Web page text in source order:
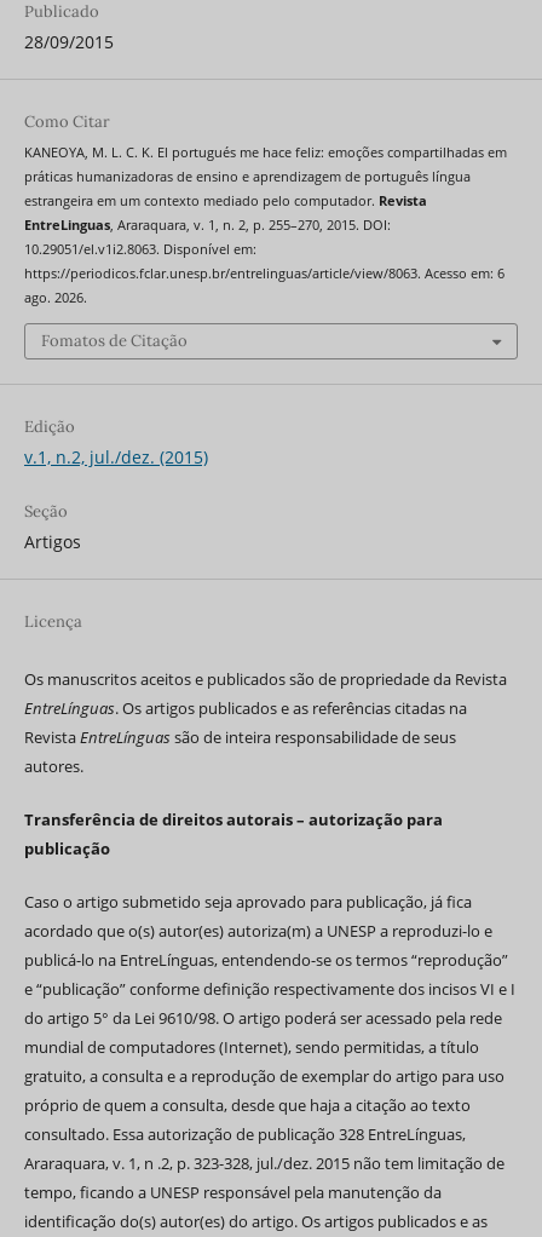
Publicado
28/09/2015
Como Citar
KANEOYA, M. L. C. K. El portugués me hace feliz: emoções compartilhadas em
práticas humanizadoras de ensino e aprendizagem de português língua
estrangeira em um contexto mediado pelo computador. Revista
EntreLinguas, Araraquara, v. 1, n. 2, p. 255–270, 2015. DOI:
10.29051/el.v1i2.8063. Disponível em:
https://periodicos.fclar.unesp.br/entrelinguas/article/view/8063. Acesso em: 6
ago. 2026.
Fomatos de Citação
Edição
v.1, n.2, jul./dez. (2015)
Seção
Artigos
Licença
Os manuscritos aceitos e publicados são de propriedade da Revista
EntreLínguas. Os artigos publicados e as referências citadas na
RevistaEntreLínguas são de inteira responsabilidade de seus
autores.
Transferência de direitos autorais – autorização para
publicação
Caso o artigo submetido seja aprovado para publicação, já fica
acordado que o(s) autor(es) autoriza(m) a UNESP a reproduzi-lo e
publicá-lo na EntreLínguas, entendendo-se os termos “reprodução”
e “publicação” conforme definição respectivamente dos incisos VI e I
do artigo 5° da Lei 9610/98. O artigo poderá ser acessado pela rede
mundial de computadores (Internet), sendo permitidas, a título
gratuito, a consulta e a reprodução de exemplar do artigo para uso
próprio de quem a consulta, desde que haja a citação ao texto
consultado. Essa autorização de publicação 328 EntreLínguas,
Araraquara, v. 1, n .2, p. 323-328, jul./dez. 2015 não tem limitação de
tempo, ficando a UNESP responsável pela manutenção da
identificação do(s) autor(es) do artigo. Os artigos publicados e as